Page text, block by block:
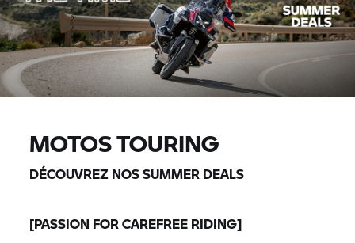
MOTOS TOURING
DÉCOUVREZ NOS SUMMER DEALS
[PASSION FOR CAREFREE RIDING]